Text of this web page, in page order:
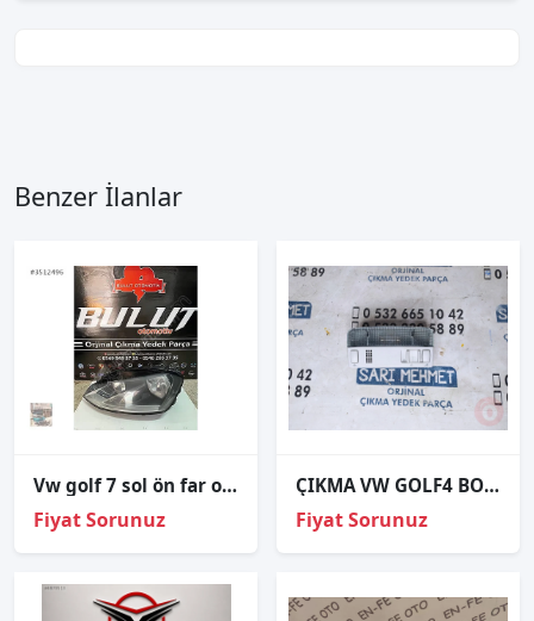
Benzer İlanlar
Vw golf 7 sol ön far orjinal çıkma parça
Fiyat Sorunuz
ÇIKMA VW GOLF4 BORA PASSAT ÇIKMA TAVAN LAMBASI 3B0947105C
Fiyat Sorunuz